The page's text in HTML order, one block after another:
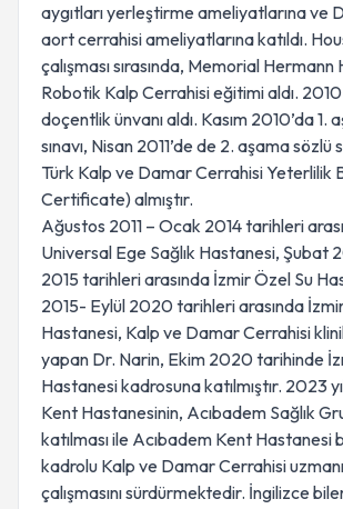
aygıtları yerleştirme ameliyatlarına ve
aort cerrahisi ameliyatlarına katıldı.
çalışması sırasında, Memorial Hermann
Robotik Kalp Cerrahisi eğitimi aldı.
doçentlik ünvanı aldı. Kasım 2010’da 1.
sınavı, Nisan 2011’de de 2. aşama sözlü
Türk Kalp ve Damar Cerrahisi Yeterlilik
Certificate) almıştır.
Ağustos 2011 – Ocak 2014 tarihleri
Universal Ege Sağlık Hastanesi, Şubat
2015 tarihleri arasında İzmir Özel Su
2015- Eylül 2020 tarihleri arasında
Hastanesi, Kalp ve Damar Cerrahisi
yapan Dr. Narin, Ekim 2020 tarihinde
Hastanesi kadrosuna katılmıştır. 2023
Kent Hastanesinin, Acıbadem Sağlık
katılması ile Acıbadem Kent Hastanesi
kadrolu Kalp ve Damar Cerrahisi
çalışmasını sürdürmektedir. İngilizce